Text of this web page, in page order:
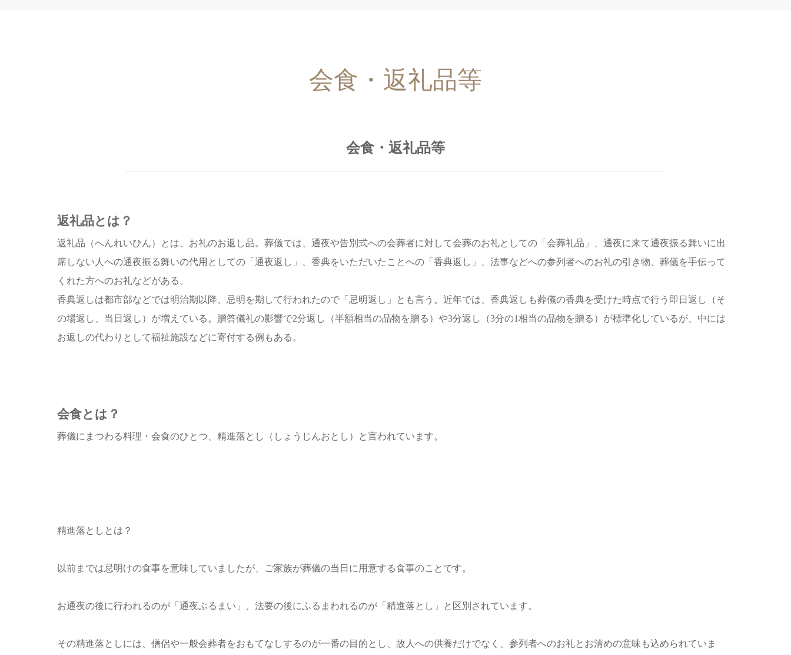
会食・返礼品等
会食・返礼品等
返礼品とは？
返礼品（へんれいひん）とは、お礼のお返し品。葬儀では、通夜や告別式への会葬者に対して会葬のお礼としての「会葬礼品」、通夜に来て通夜振る舞いに出
席しない人への通夜振る舞いの代用としての「通夜返し」、香典をいただいたことへの「香典返し」、法事などへの参列者へのお礼の引き物、葬儀を手伝って
くれた方へのお礼などがある。
香典返しは都市部などでは明治期以降、忌明を期して行われたので「忌明返し」とも言う。近年では、香典返しも葬儀の香典を受けた時点で行う即日返し（そ
の場返し、当日返し）が増えている。贈答儀礼の影響で2分返し（半額相当の品物を贈る）や3分返し（3分の1相当の品物を贈る）が標準化しているが、中には
お返しの代わりとして福祉施設などに寄付する例もある。
会食とは？
葬儀にまつわる料理・会食のひとつ、精進落とし（しょうじんおとし）と言われています。
精進落としとは？
以前までは忌明けの食事を意味していましたが、ご家族が葬儀の当日に用意する食事のことです。
お通夜の後に行われるのが「通夜ぶるまい」、 法要の後にふるまわれるのが「精進落とし」と区別されています。
その精進落としには、僧侶や一般会葬者をお もてなしするのが一番の目的とし、 故人への供養だけでなく、参列者へのお礼とお清めの意味も込められていま